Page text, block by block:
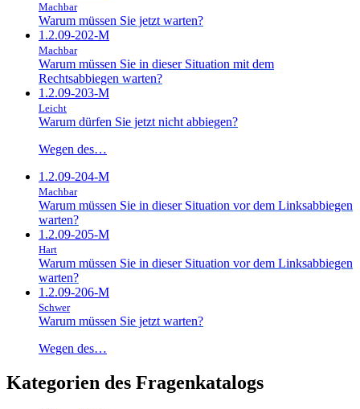
Machbar
Warum müssen Sie jetzt warten?
1.2.09-202-M
Machbar
Warum müssen Sie in dieser Situation mit dem
Rechtsabbiegen warten?
1.2.09-203-M
Leicht
Warum dürfen Sie jetzt nicht abbiegen?
Wegen des…
1.2.09-204-M
Machbar
Warum müssen Sie in dieser Situation vor dem Linksabbiegen
warten?
1.2.09-205-M
Hart
Warum müssen Sie in dieser Situation vor dem Linksabbiegen
warten?
1.2.09-206-M
Schwer
Warum müssen Sie jetzt warten?
Wegen des…
Kategorien des Fragenkatalogs